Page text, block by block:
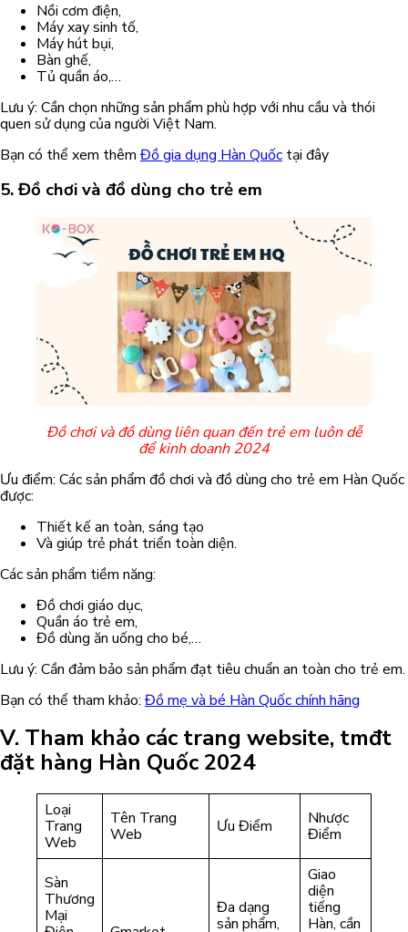
Nồi cơm điện,
Máy xay sinh tố,
Máy hút bụi,
Bàn ghế,
Tủ quần áo,…
Lưu ý: Cần chọn những sản phẩm phù hợp với nhu cầu và thói
quen sử dụng của người Việt Nam.
Bạn có thể xem thêm Đồ gia dụng Hàn Quốc tại đây
5. Đồ chơi và đồ dùng cho trẻ em
Đồ chơi và đồ dùng liên quan đến trẻ em luôn dễ
để kinh doanh 2024
Ưu điểm: Các sản phẩm đồ chơi và đồ dùng cho trẻ em Hàn Quốc
được:
Thiết kế an toàn, sáng tạo
Và giúp trẻ phát triển toàn diện.
Các sản phẩm tiềm năng:
Đồ chơi giáo dục,
Quần áo trẻ em,
Đồ dùng ăn uống cho bé,…
Lưu ý: Cần đảm bảo sản phẩm đạt tiêu chuẩn an toàn cho trẻ em.
Bạn có thể tham khảo: Đồ mẹ và bé Hàn Quốc chính hãng
V. Tham khảo các trang website, tmđt
đặt hàng Hàn Quốc 2024
Loại
Trang
Web
Tên Trang
Web
Ưu Điểm
Nhược
Điểm
Sàn
Thương
Mại
Đa dạng
sản phẩm,
Giao
diện
tiếng
Hàn, cần